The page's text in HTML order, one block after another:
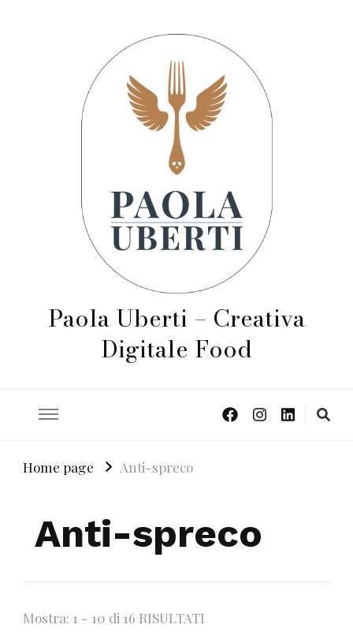
Paola Uberti – Creativa
Digitale Food
Home page Anti-spreco
Anti-spreco
Mostra: 1 - 10 di 16 RISULTATI